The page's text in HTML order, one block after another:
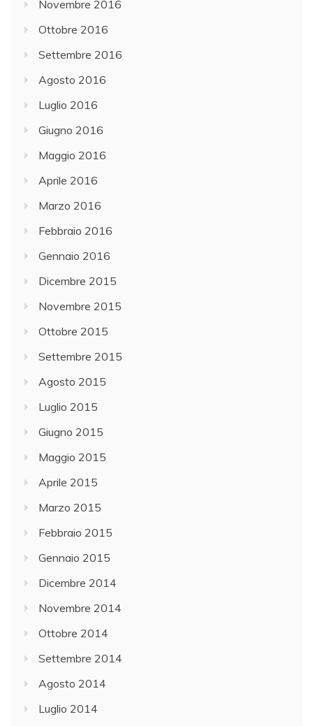
Novembre 2016
Ottobre 2016
Settembre 2016
Agosto 2016
Luglio 2016
Giugno 2016
Maggio 2016
Aprile 2016
Marzo 2016
Febbraio 2016
Gennaio 2016
Dicembre 2015
Novembre 2015
Ottobre 2015
Settembre 2015
Agosto 2015
Luglio 2015
Giugno 2015
Maggio 2015
Aprile 2015
Marzo 2015
Febbraio 2015
Gennaio 2015
Dicembre 2014
Novembre 2014
Ottobre 2014
Settembre 2014
Agosto 2014
Luglio 2014